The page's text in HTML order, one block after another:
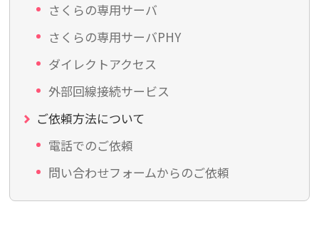
さくらの専用サーバ
さくらの専用サーバPHY
ダイレクトアクセス
外部回線接続サービス
ご依頼方法について
電話でのご依頼
問い合わせフォームからのご依頼